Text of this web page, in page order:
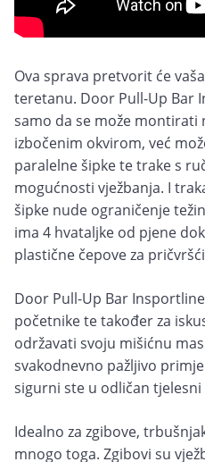
Ova sprava pretvorit će
teretanu. Door Pull-Up Bar
samo da se može montirati
izbočenim okvirom, već
paralelne šipke te trake s
mogućnosti vježbanja. I
šipke nude ograničenje
ima 4 hvataljke od pjene
plastične čepove za
Door Pull-Up Bar
početnike te također za
održavati svoju mišićnu
svakodnevno pažljivo
sigurni ste u odličan tjelesni
Idealno za zgibove,
mnogo toga. Zgibovi su